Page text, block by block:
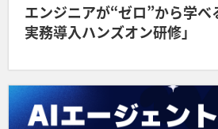
エンジニアが“ゼロ”から学
実務導入ハンズオン研修」